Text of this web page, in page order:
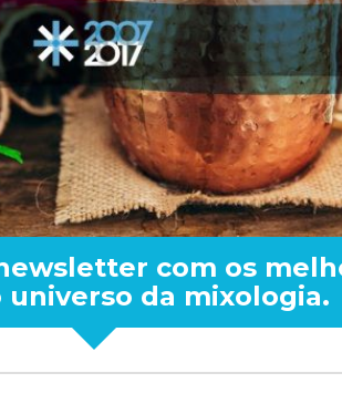
ou
com os
universo da mixologia.